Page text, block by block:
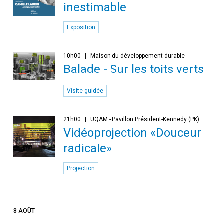
inestimable
Exposition
10h00 Maison du développement durable
Balade - Sur les toits verts
Visite guidée
21h00 UQAM - Pavillon Président-Kennedy (PK)
Vidéoprojection «Douceur
radicale»
Projection
8 AOÛT